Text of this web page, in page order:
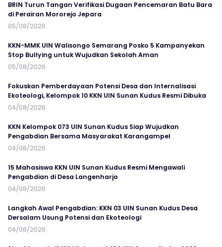
BRIN Turun Tangan Verifikasi Dugaan Pencemaran Batu Bara
di Perairan Mororejo Jepara
05/08/2026
KKN-MMK UIN Walisongo Semarang Posko 5 Kampanyekan
Stop Bullying untuk Wujudkan Sekolah Aman
05/08/2026
Fokuskan Pemberdayaan Potensi Desa dan Internalisasi
Ekoteologi, Kelompok 10 KKN UIN Sunan Kudus Resmi Dibuka
04/08/2026
KKN Kelompok 073 UIN Sunan Kudus Siap Wujudkan
Pengabdian Bersama Masyarakat Karangampel
04/08/2026
15 Mahasiswa KKN UIN Sunan Kudus Resmi Mengawali
Pengabdian di Desa Langenharjo
04/08/2026
Langkah Awal Pengabdian: KKN 03 UIN Sunan Kudus Desa
Dersalam Usung Potensi dan Ekoteologi
04/08/2026